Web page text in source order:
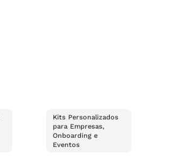
Kits Personalizados
para Empresas,
Onboarding e
Eventos